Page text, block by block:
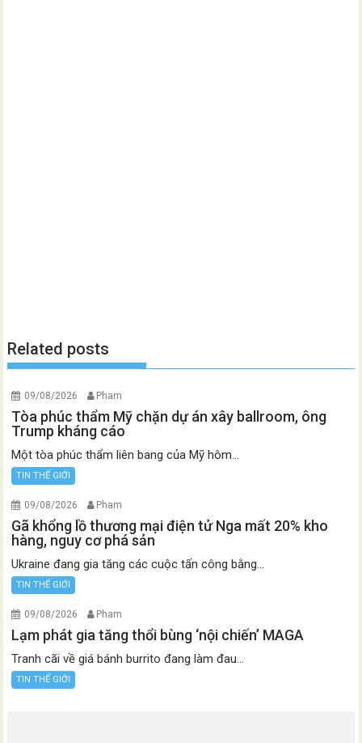
Related posts
09/08/2026 Pham
Tòa phúc thẩm Mỹ chặn dự án xây ballroom, ông
Trump kháng cáo
Một tòa phúc thẩm liên bang của Mỹ hôm...
TIN THẾ GIỚI
09/08/2026 Pham
Gã khổng lồ thương mại điện tử Nga mất 20% kho
hàng, nguy cơ phá sản
Ukraine đang gia tăng các cuộc tấn công bằng...
TIN THẾ GIỚI
09/08/2026 Pham
Lạm phát gia tăng thổi bùng ‘nội chiến’ MAGA
Tranh cãi về giá bánh burrito đang làm đau...
TIN THẾ GIỚI